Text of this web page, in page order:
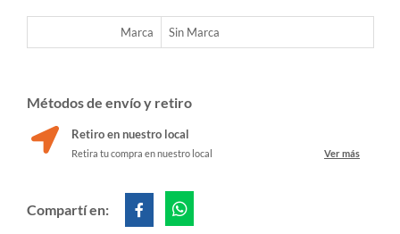
Marca Sin Marca
Métodos de envío y retiro
Retiro en nuestro local
Retira tu compra en nuestro local Ver más
Compartí en: